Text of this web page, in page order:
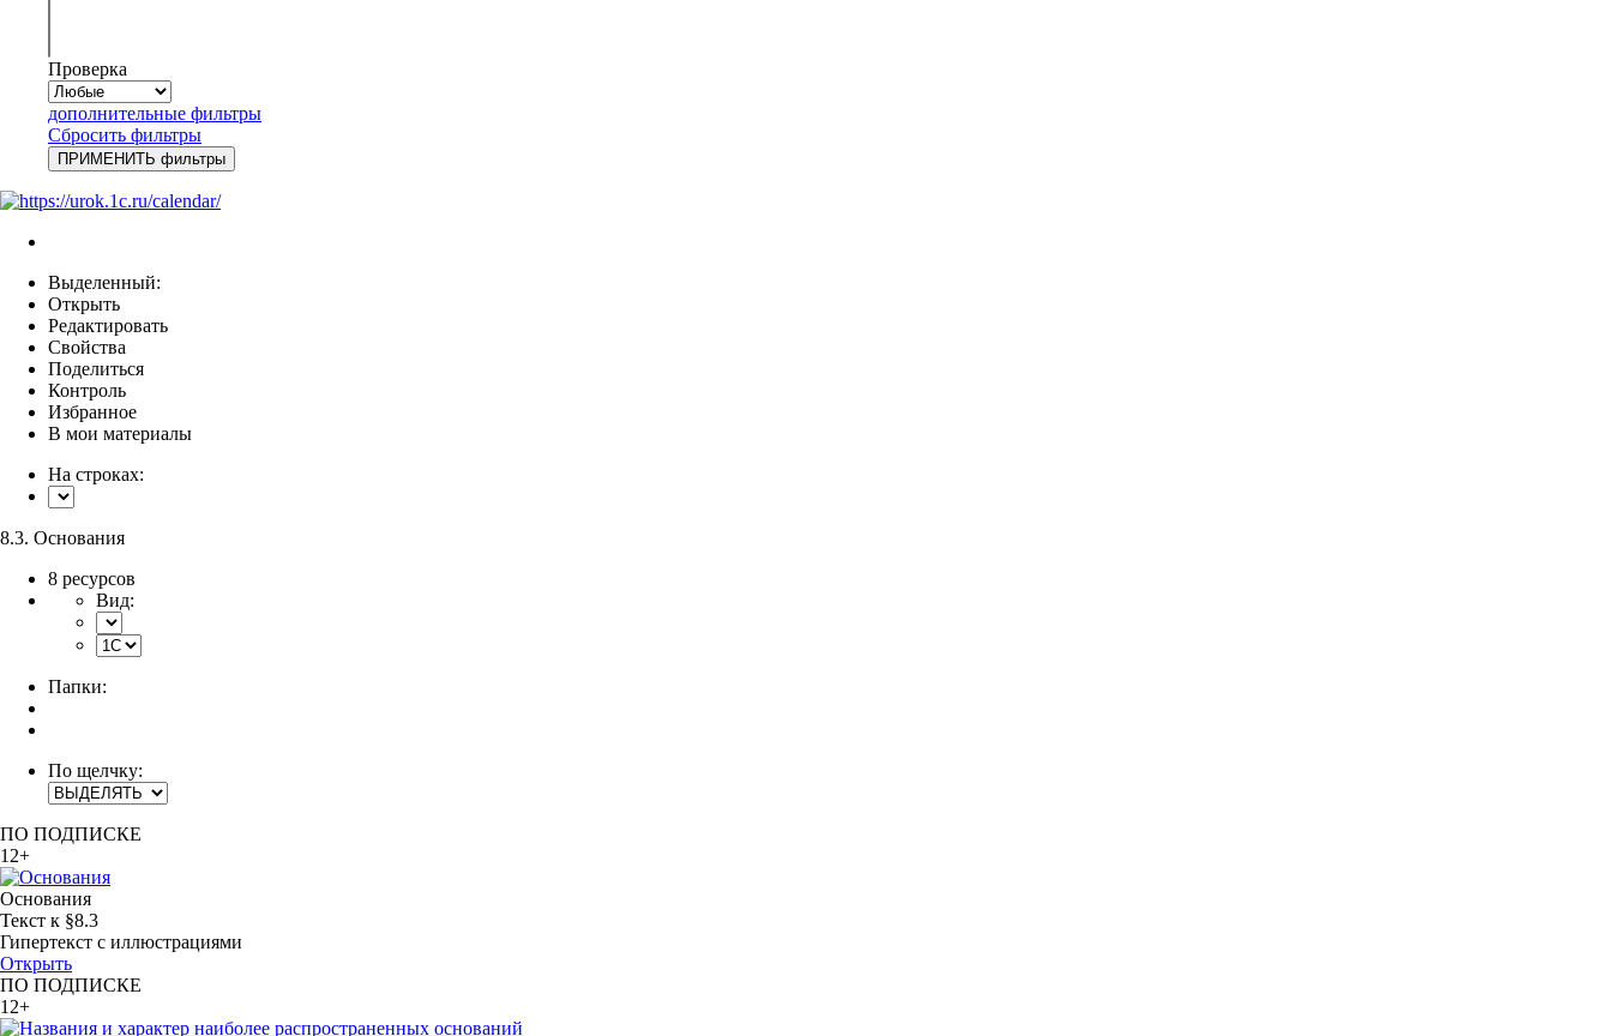
Проверка
дополнительные фильтры
Сбросить фильтры
Выделенный:
Открыть
Редактировать
Свойства
Поделиться
Контроль
Избранное
В мои материалы
На строках:
8.3. Основания
8 ресурсов
Вид:
Папки:
По щелчку:
ПО ПОДПИСКЕ
12+
Основания
Текст к §8.3
Гипертекст с иллюстрациями
Открыть
ПО ПОДПИСКЕ
12+